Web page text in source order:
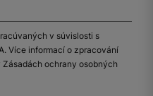
v súvislosti s
Více informací o zpracování
ochrany osobných